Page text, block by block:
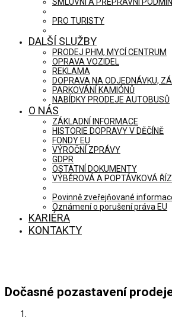
SMLUVNÍ A PŘEPRAVNÍ
PRO TURISTY
DALŠÍ SLUŽBY
PRODEJ PHM, MYCÍ CENTRUM
OPRAVA VOZIDEL
REKLAMA
DOPRAVA NA ODJEDNÁVKU,
PARKOVÁNÍ KAMIÓNŮ
NABÍDKY PRODEJE AUTOBUSŮ
O NÁS
ZÁKLADNÍ INFORMACE
HISTORIE DOPRAVY V DĚČÍNĚ
FONDY EU
VÝROČNÍ ZPRÁVY
GDPR
OSTATNÍ DOKUMENTY
VÝBĚROVÁ A POPTÁVKOVÁ
Povinně zveřejňované
Oznámení o porušení práva EU
KARIÉRA
KONTAKTY
Dočasné pozastavení